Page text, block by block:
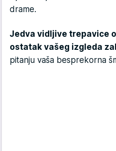
drame.
Jedva vidljive trepavice
ostatak vašeg izgleda
pitanju vaša besprekorna